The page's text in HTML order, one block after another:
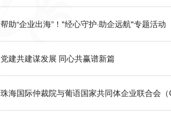
帮助“企业出海”！"经心守护·助企远航"专题活动
党建共建谋发展 同心共赢谱新篇
珠海国际仲裁院与葡语国家共同体企业联合会